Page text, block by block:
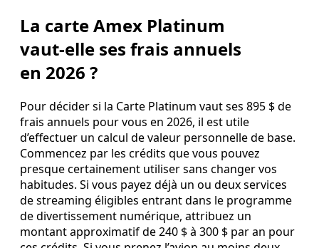
La carte Amex Platinum
vaut‑elle ses frais annuels
en 2026 ?
Pour décider si la Carte Platinum vaut ses 895 $ de
frais annuels pour vous en 2026, il est utile
d’effectuer un calcul de valeur personnelle de base.
Commencez par les crédits que vous pouvez
presque certainement utiliser sans changer vos
habitudes. Si vous payez déjà un ou deux services
de streaming éligibles entrant dans le programme
de divertissement numérique, attribuez un
montant approximatif de 240 $ à 300 $ par an pour